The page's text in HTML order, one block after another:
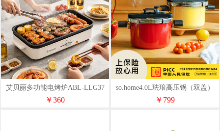
艾贝丽多功能电烤炉ABL-LLG37
￥360
so.home4.0L珐琅高压锅（双盖）
R427-20
￥799